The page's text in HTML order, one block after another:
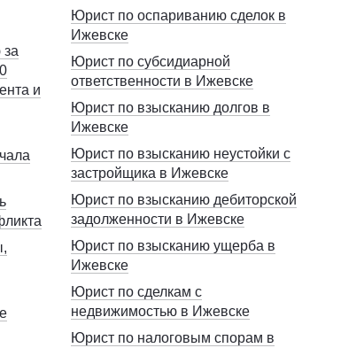
за
и
Юрист по оспариванию сделок в
Ижевске
Юрист по субсидиарной
ответственности в Ижевске
Юрист по взысканию долгов в
Ижевске
Юрист по взысканию неустойки с
застройщика в Ижевске
Юрист по взысканию дебиторской
задолженности в Ижевске
Юрист по взысканию ущерба в
Ижевске
Юрист по сделкам с
недвижимостью в Ижевске
Юрист по налоговым спорам в